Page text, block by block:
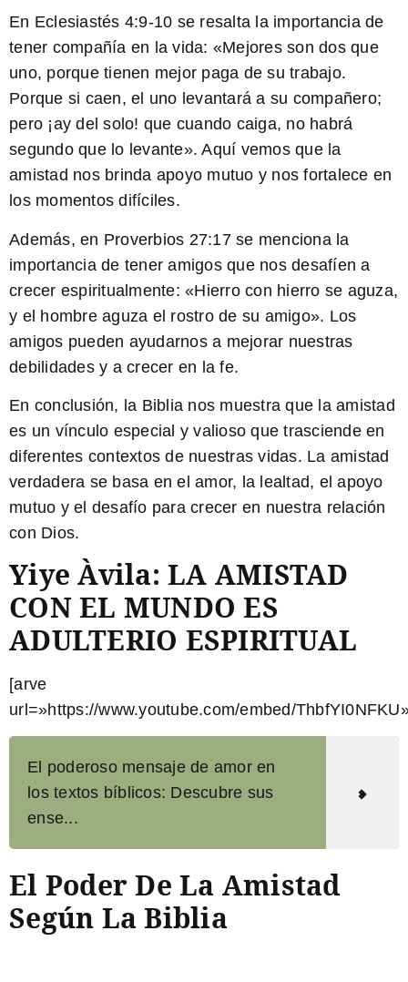
En Eclesiastés 4:9-10 se resalta la importancia de
tener compañía en la vida: «Mejores son dos que
uno, porque tienen mejor paga de su trabajo.
Porque si caen, el uno levantará a su compañero;
pero ¡ay del solo! que cuando caiga, no habrá
segundo que lo levante». Aquí vemos que la
amistad nos brinda apoyo mutuo y nos fortalece en
los momentos difíciles.
Además, en Proverbios 27:17 se menciona la
importancia de tener amigos que nos desafíen a
crecer espiritualmente: «Hierro con hierro se aguza,
y el hombre aguza el rostro de su amigo». Los
amigos pueden ayudarnos a mejorar nuestras
debilidades y a crecer en la fe.
En conclusión, la Biblia nos muestra que la amistad
es un vínculo especial y valioso que trasciende en
diferentes contextos de nuestras vidas. La amistad
verdadera se basa en el amor, la lealtad, el apoyo
mutuo y el desafío para crecer en nuestra relación
con Dios.
Yiye Àvila: LA AMISTAD
CON EL MUNDO ES
ADULTERIO ESPIRITUAL
[arve
url=»https://www.youtube.com/embed/
El poderoso mensaje de amor en
los textos bíblicos: Descubre sus
ense...
El Poder De La Amistad
Según La Biblia